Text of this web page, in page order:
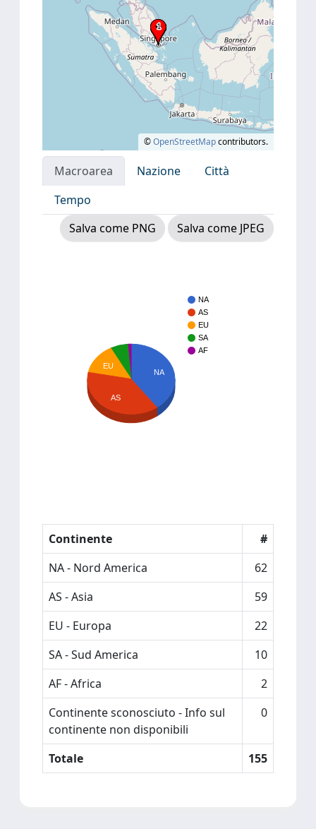
©OpenStreetMapcontributors.
Macroarea Nazione
Città
Tempo
Salva come PNG
Salva come JPEG
NA
AS
EU
SA
AF
NA
EU
AS
Continente
#
NA - Nord America
62
AS - Asia
59
EU - Europa
22
SA - Sud America
10
AF - Africa
2
Continente sconosciuto - Info sul
continente non disponibili
0
Totale 155